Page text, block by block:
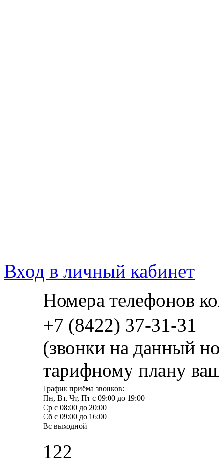
Вход в личный кабинет
Номера телефонов
+7 (8422) 37-31-31
(звонки на данный
тарифному плану
График приёма звонков:
Пн, Вт, Чт, Пт с 09:00 до 19:00
Ср с 08:00 до 20:00
Сб с 09:00 до 16:00
Вс выходной
122